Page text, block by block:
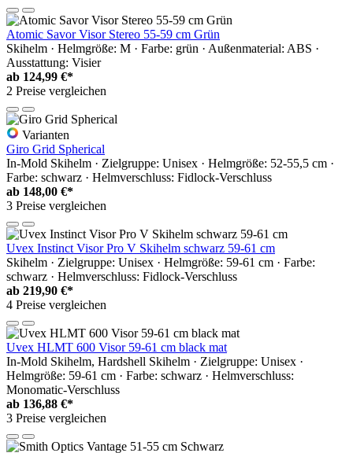
Atomic Savor Visor Stereo 55-59 cm Grün
Skihelm · Helmgröße: M · Farbe: grün · Außenmaterial: ABS ·
Ausstattung: Visier
ab 124,99 €*
2 Preise vergleichen
Varianten
Giro Grid Spherical
In-Mold Skihelm · Zielgruppe: Unisex · Helmgröße: 52-55,5 cm ·
Farbe: schwarz · Helmverschluss: Fidlock-Verschluss
ab 148,00 €*
3 Preise vergleichen
Uvex Instinct Visor Pro V Skihelm schwarz 59-61 cm
Skihelm · Zielgruppe: Unisex · Helmgröße: 59-61 cm · Farbe:
schwarz · Helmverschluss: Fidlock-Verschluss
ab 219,90 €*
4 Preise vergleichen
Uvex HLMT 600 Visor 59-61 cm black mat
In-Mold Skihelm, Hardshell Skihelm · Zielgruppe: Unisex ·
Helmgröße: 59-61 cm · Farbe: schwarz · Helmverschluss:
Monomatic-Verschluss
ab 136,88 €*
3 Preise vergleichen